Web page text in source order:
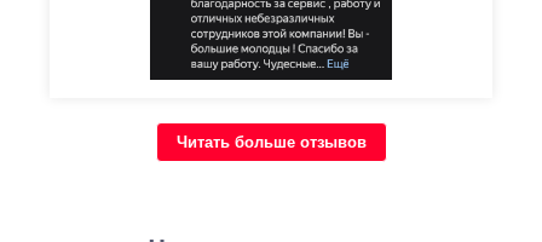
Читать больше отзывов